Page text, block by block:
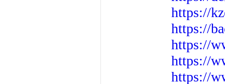
https://
https://
https://
https://
https://